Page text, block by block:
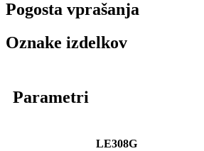
Pogosta vprašanja
Oznake izdelkov
Parametri
LE308G